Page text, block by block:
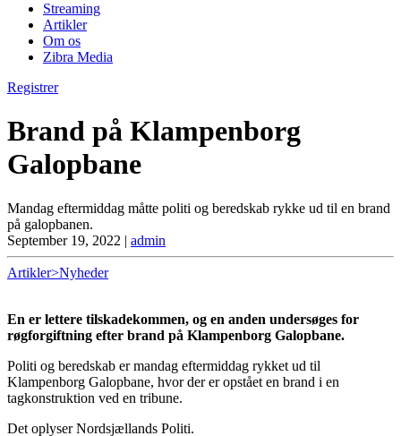
Streaming
Artikler
Om os
Zibra Media
Registrer
Brand på Klampenborg
Galopbane
Mandag eftermiddag måtte politi og beredskab rykke ud til en brand
på galopbanen.
September 19, 2022 | admin
Artikler>Nyheder
En er lettere tilskadekommen, og en anden undersøges for
røgforgiftning efter brand på Klampenborg Galopbane.
Politi og beredskab er mandag eftermiddag rykket ud til
Klampenborg Galopbane, hvor der er opstået en brand i en
tagkonstruktion ved en tribune.
Det oplyser Nordsjællands Politi.